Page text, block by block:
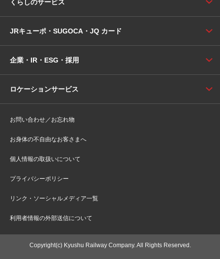
くらしのサービス
JRキューポ・SUGOCA・JQ カード
企業・IR・ESG・採用
ロケーションサービス
お問い合わせ／お忘れ物
お身体の不自由なお客さまへ
個人情報の取扱いについて
プライバシーポリシー
リンク・ソーシャルメディア一覧
利用者情報の外部送信について
Copyright(c) Kyushu Railway Company. All Rights Reserved.